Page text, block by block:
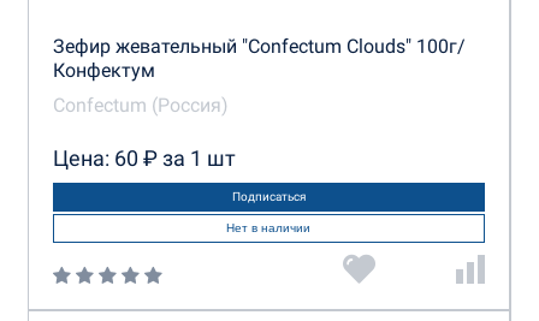
Зефир жевательный "Confectum Clouds" 100г/
Конфектум
Confectum (Россия)
Цена: 60 ₽ за 1 шт
Подписаться
Нет в наличии